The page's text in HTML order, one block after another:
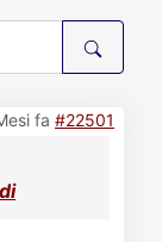
fa #22501